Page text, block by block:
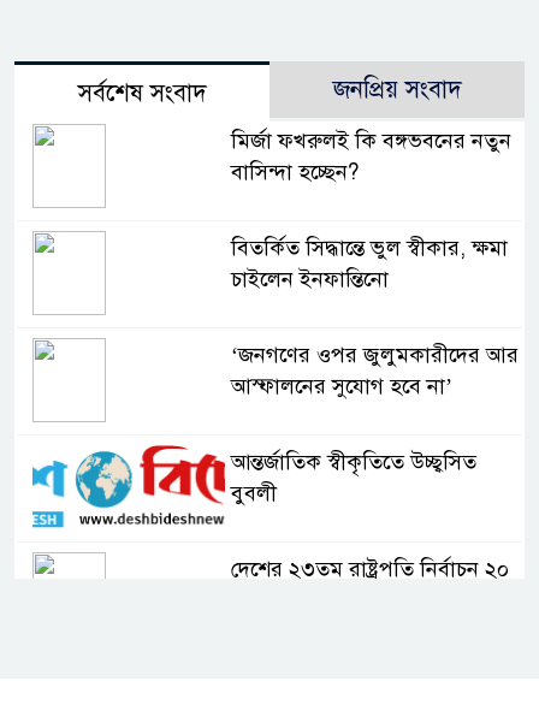
সর্বশেষ সংবাদ জনপ্রিয় সংবাদ
মির্জা ফখরুলই কি বঙ্গভবনের নতুন
বাসিন্দা হচ্ছেন?
বিতর্কিত সিদ্ধান্তে ভুল স্বীকার, ক্ষমা
চাইলেন ইনফান্তিনো
‘জনগণের ওপর জুলুমকারীদের আর
আস্ফালনের সুযোগ হবে না’
আন্তর্জাতিক স্বীকৃতিতে উচ্ছ্বসিত
বুবলী
দেশের ২৩তম রাষ্ট্রপতি নির্বাচন ২০